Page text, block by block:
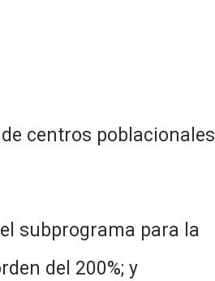
centros poblacionales
subprograma para la
del 200%; y